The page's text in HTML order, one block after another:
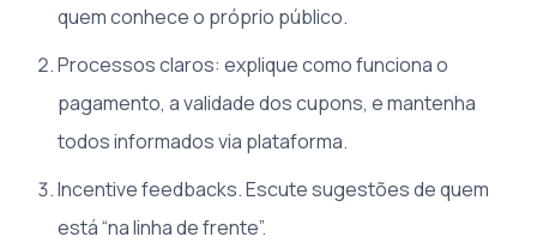
quem conhece o próprio público.
Processos claros: explique como funciona o
pagamento, a validade dos cupons, e mantenha
todos informados via plataforma.
Incentive feedbacks. Escute sugestões de quem
está “na linha de frente”.